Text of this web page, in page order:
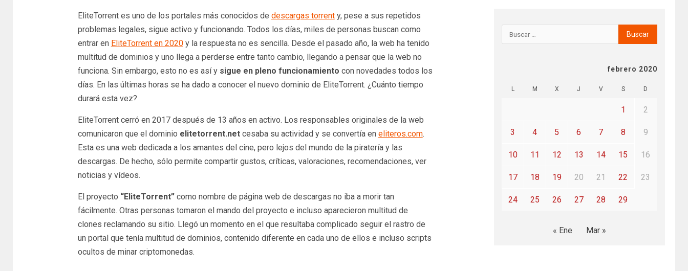
EliteTorrent es uno de los portales más conocidos de descargas torrenty, pese a sus repetidos
problemas legales, sigue activo y funcionando. Todos los días, miles de personas buscan como
entrar en EliteTorrent en 2020y la respuesta no es sencilla. Desde el pasado año, la web ha tenido
multitud de dominios y uno llega a perderse entre tanto cambio, llegando a pensar que la web no
funciona. Sin embargo, esto no es así y sigue en pleno funcionamiento con novedades todos los
días. En las últimas horas se ha dado a conocer el nuevo dominio de EliteTorrent. ¿Cuánto tiempo
durará esta vez?
EliteTorrent cerró en 2017 después de 13 años en activo. Los responsables originales de la web
comunicaron que el dominio elitetorrent.netcesaba su actividad y se convertía en eliteros.com.
Esta es una web dedicada a los amantes del cine, pero lejos del mundo de la piratería y las
descargas. De hecho, sólo permite compartir gustos, críticas, valoraciones, recomendaciones, ver
noticias y vídeos.
El proyecto “EliteTorrent”como nombre de página web de descargas no iba a morir tan
fácilmente. Otras personas tomaron el mando del proyecto e incluso aparecieron multitud de
clones reclamando su sitio. Llegó un momento en el que resultaba complicado seguir el rastro de
un portal que tenía multitud de dominios, contenido diferente en cada uno de ellos e incluso scripts
ocultos de minar criptomonedas.
febrero 2020
L M X J V S D
1 2
3 4 5 6 7 8 9
10 11 12 13 14 15 16
17 18 19 20 21 22 23
24 25 26 27 28 29
« Ene Mar »